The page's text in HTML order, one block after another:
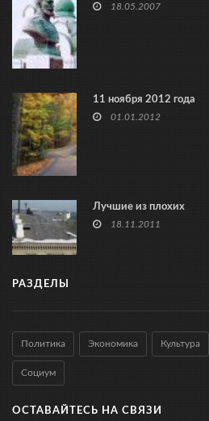
18.05.2007
11 ноября 2012 года
01.01.2012
Лучшие из плохих
18.11.2011
РАЗДЕЛЫ
Политика Экономика Культура
Социум
ОСТАВАЙТЕСЬ НА СВЯЗИ